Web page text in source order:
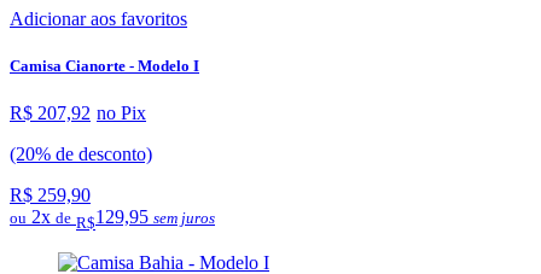
Adicionar aos favoritos
Camisa Cianorte - Modelo I
R$ 207,92 no Pix
(20% de desconto)
R$ 259,90
ou 2x de R$129,95 sem juros